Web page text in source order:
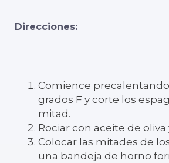
Direcciones:
Comience
grados F y corte los
mitad.
Rociar con aceite de
Colocar las mitades de
una bandeja de horno